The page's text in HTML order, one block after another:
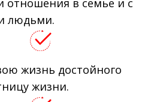
отношения в семье и с
людьми.
жизнь достойного
жизни.